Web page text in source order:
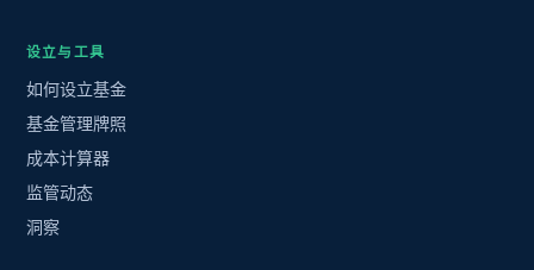
设立与工具
如何设立基金
基金管理牌照
成本计算器
监管动态
洞察